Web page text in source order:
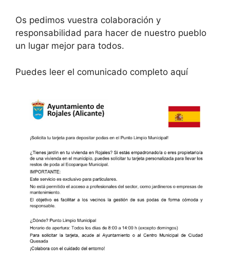
Os pedimos vuestra colaboración y
responsabilidad para hacer de nuestro pueblo
un lugar mejor para todos.
Puedes leer el comunicado completo aquí